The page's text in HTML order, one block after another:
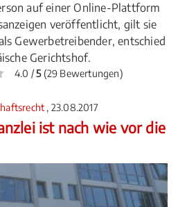
auf einer Online-Plattform
veröffentlicht, gilt sie
Gewerbetreibender, entschied
Gerichtshof.
4.0 /5(29 Bewertungen)
, 23.08.2017
ist nach wie vor die